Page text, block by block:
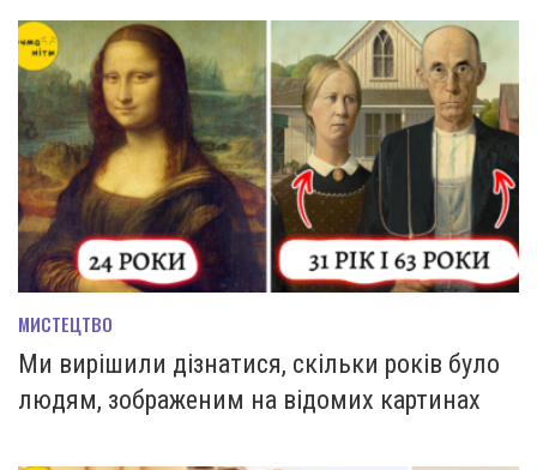
МИСТЕЦТВО
Ми вирішили дізнатися, скільки років було
людям, зображеним на відомих картинах